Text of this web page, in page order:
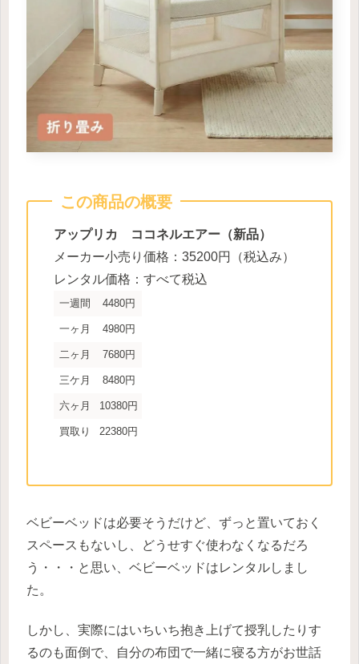
この商品の概要
アップリカ ココネルエアー（新品）
メーカー小売り価格：35200円（税込み）
レンタル価格：すべて税込
一週間 4480円
一ヶ月 4980円
二ヶ月 7680円
三ケ月 8480円
六ヶ月 10380円
買取り 22380円
ベビーベッドは必要そうだけど、ずっと置いておく
スペースもないし、どうせすぐ使わなくなるだろ
う・・・と思い、ベビーベッドはレンタルしまし
た。
しかし、実際にはいちいち抱き上げて授乳したりす
るのも面倒で、自分の布団で一緒に寝る方がお世話